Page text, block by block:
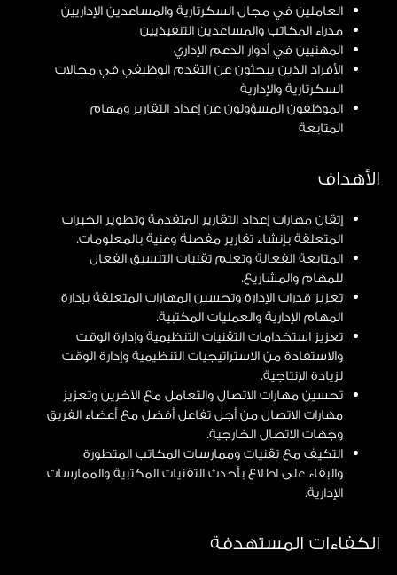
العاملين في مجال السكرتارية والمساعدين الإداريين
مدراء المكاتب والمساعدين التنفيذيين
المهنيين في أدوار الدعم الإداري
الأفراد الذين يبحثون عن التقدم الوظيفي في مجالات
السكرتارية والإدارية
الموظفون المسؤولون عن إعداد التقارير ومهام
المتابعة
الأهداف
إتقان مهارات إعداد التقارير المتقدمة وتطوير الخبرات
المتعلقة بإنشاء تقارير مفصلة وغنية بالمعلومات.
المتابعة الفعالة وتعلم تقنيات التنسيق الفعال
للمهام والمشاريع.
تعزيز قدرات الإدارة وتحسين المهارات المتعلقة بإدارة
المهام الإدارية والعمليات المكتبية.
تعزيز استخدامات التقنيات التنظيمية وإدارة الوقت
والاستفادة من الاستراتيجيات التنظيمية وإدارة الوقت
لزيادة الإنتاجية.
تحسين مهارات الاتصال والتعامل مع الآخرين وتعزيز
مهارات الاتصال من أجل تفاعل أفضل مع أعضاء الفريق
وجهات الاتصال الخارجية.
التكيف مع تقنيات وممارسات المكاتب المتطورة
والبقاء على اطلاع بأحدث التقنيات المكتبية والممارسات
الإدارية.
الكفاءات المستهدفة